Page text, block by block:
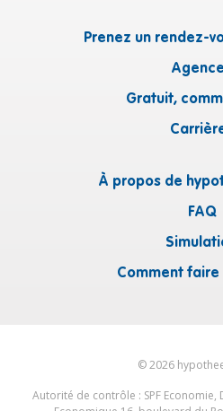
Prenez un rendez-
Gratuit,
À propos de
FAQ
Comment
©2026
Autorité de contrôle : SPF